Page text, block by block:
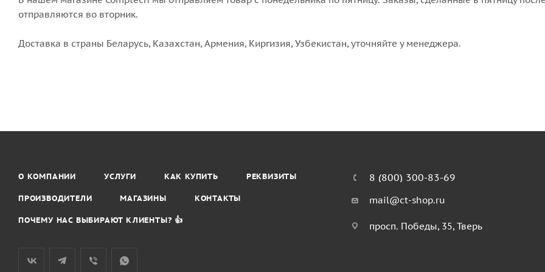
отправляются во вторник.
Доставка в страны Беларусь, Казахстан, Армения, Киргизия, Узбекистан, уточняйте у менеджера.
О КОМПАНИИ УСЛУГИ КАК КУПИТЬ РЕКВИЗИТЫ
ПРОИЗВОДИТЕЛИ МАГАЗИНЫ КОНТАКТЫ
ПОЧЕМУ НАС ВЫБИРАЮТ КЛИЕНТЫ? 👍
8 (800) 300-83-69
mail@ct-shop.ru
просп. Победы, 35, Тверь